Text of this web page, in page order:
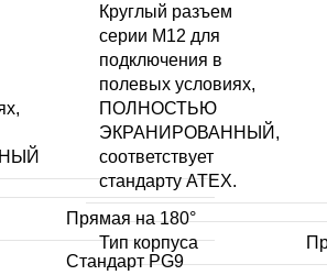
Прямая на 180°
Стандарт PG9
Круглый разъем
серии M12 для
подключения в
полевых условиях,
ПОЛНОСТЬЮ
ЭКРАНИРОВАННЫЙ,
соответствует
стандарту ATEX.
Тип корпуса